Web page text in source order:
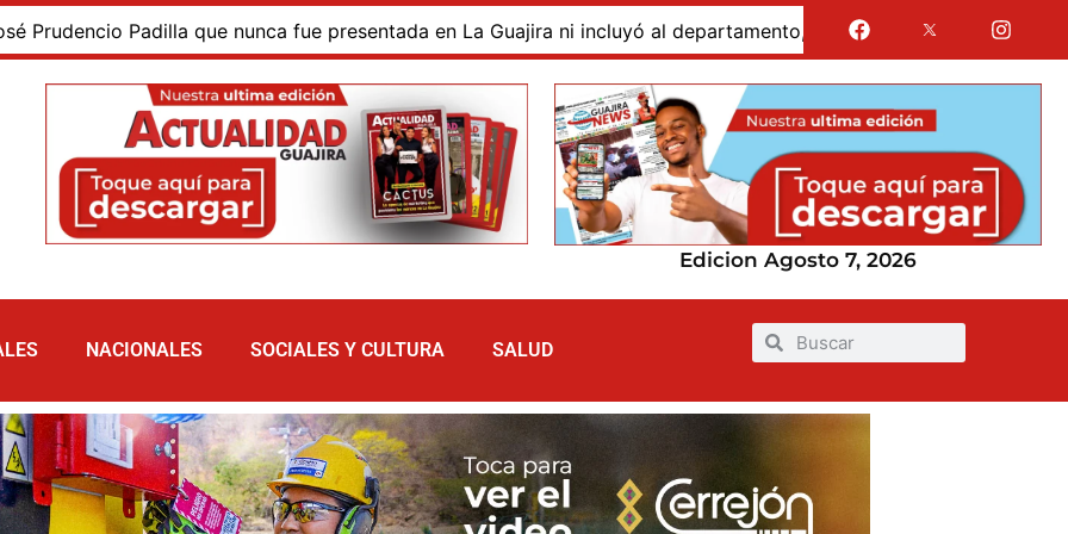
Padilla que nunca fue presentada en La Guajira ni incluyó al departamento, mientras siguen sin financiación las
Edicion Agosto 7, 2026
NACIONALES SOCIALES Y CULTURA SALUD